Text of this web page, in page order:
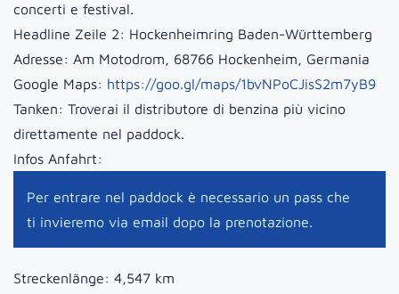
concerti e festival.
Headline Zeile 2: Hockenheimring Baden-Württemberg
Adresse: Am Motodrom, 68766 Hockenheim, Germania
Google Maps: https://goo.gl/maps/1bvNPoCJisS2m7yB9
Tanken: Troverai il distributore di benzina più vicino
direttamente nel paddock.
Infos Anfahrt:
Per entrare nel paddock è necessario un pass che
ti invieremo via email dopo la prenotazione.
Streckenlänge: 4,547 km